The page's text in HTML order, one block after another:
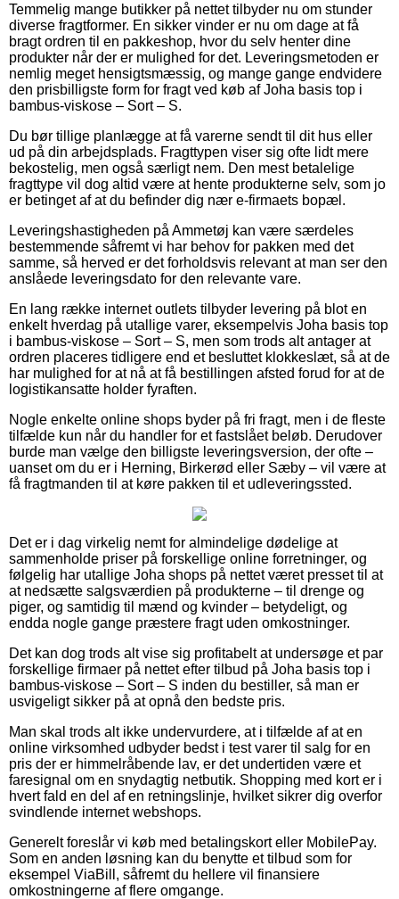
Temmelig mange butikker på nettet tilbyder nu om stunder
diverse fragtformer. En sikker vinder er nu om dage at få
bragt ordren til en pakkeshop, hvor du selv henter dine
produkter når der er mulighed for det. Leveringsmetoden er
nemlig meget hensigtsmæssig, og mange gange endvidere
den prisbilligste form for fragt ved køb af Joha basis top i
bambus-viskose – Sort – S.
Du bør tillige planlægge at få varerne sendt til dit hus eller
ud på din arbejdsplads. Fragttypen viser sig ofte lidt mere
bekostelig, men også særligt nem. Den mest betalelige
fragttype vil dog altid være at hente produkterne selv, som jo
er betinget af at du befinder dig nær e-firmaets bopæl.
Leveringshastigheden på Ammetøj kan være særdeles
bestemmende såfremt vi har behov for pakken med det
samme, så herved er det forholdsvis relevant at man ser den
anslåede leveringsdato for den relevante vare.
En lang række internet outlets tilbyder levering på blot en
enkelt hverdag på utallige varer, eksempelvis Joha basis top
i bambus-viskose – Sort – S, men som trods alt antager at
ordren placeres tidligere end et besluttet klokkeslæt, så at de
har mulighed for at nå at få bestillingen afsted forud for at de
logistikansatte holder fyraften.
Nogle enkelte online shops byder på fri fragt, men i de fleste
tilfælde kun når du handler for et fastslået beløb. Derudover
burde man vælge den billigste leveringsversion, der ofte –
uanset om du er i Herning, Birkerød eller Sæby – vil være at
få fragtmanden til at køre pakken til et udleveringssted.
Det er i dag virkelig nemt for almindelige dødelige at
sammenholde priser på forskellige online forretninger, og
følgelig har utallige Joha shops på nettet været presset til at
at nedsætte salgsværdien på produkterne – til drenge og
piger, og samtidig til mænd og kvinder – betydeligt, og
endda nogle gange præstere fragt uden omkostninger.
Det kan dog trods alt vise sig profitabelt at undersøge et par
forskellige firmaer på nettet efter tilbud på Joha basis top i
bambus-viskose – Sort – S inden du bestiller, så man er
usvigeligt sikker på at opnå den bedste pris.
Man skal trods alt ikke undervurdere, at i tilfælde af at en
online virksomhed udbyder bedst i test varer til salg for en
pris der er himmelråbende lav, er det undertiden være et
faresignal om en snydagtig netbutik. Shopping med kort er i
hvert fald en del af en retningslinje, hvilket sikrer dig overfor
svindlende internet webshops.
Generelt foreslår vi køb med betalingskort eller MobilePay.
Som en anden løsning kan du benytte et tilbud som for
eksempel ViaBill, såfremt du hellere vil finansiere
omkostningerne af flere omgange.